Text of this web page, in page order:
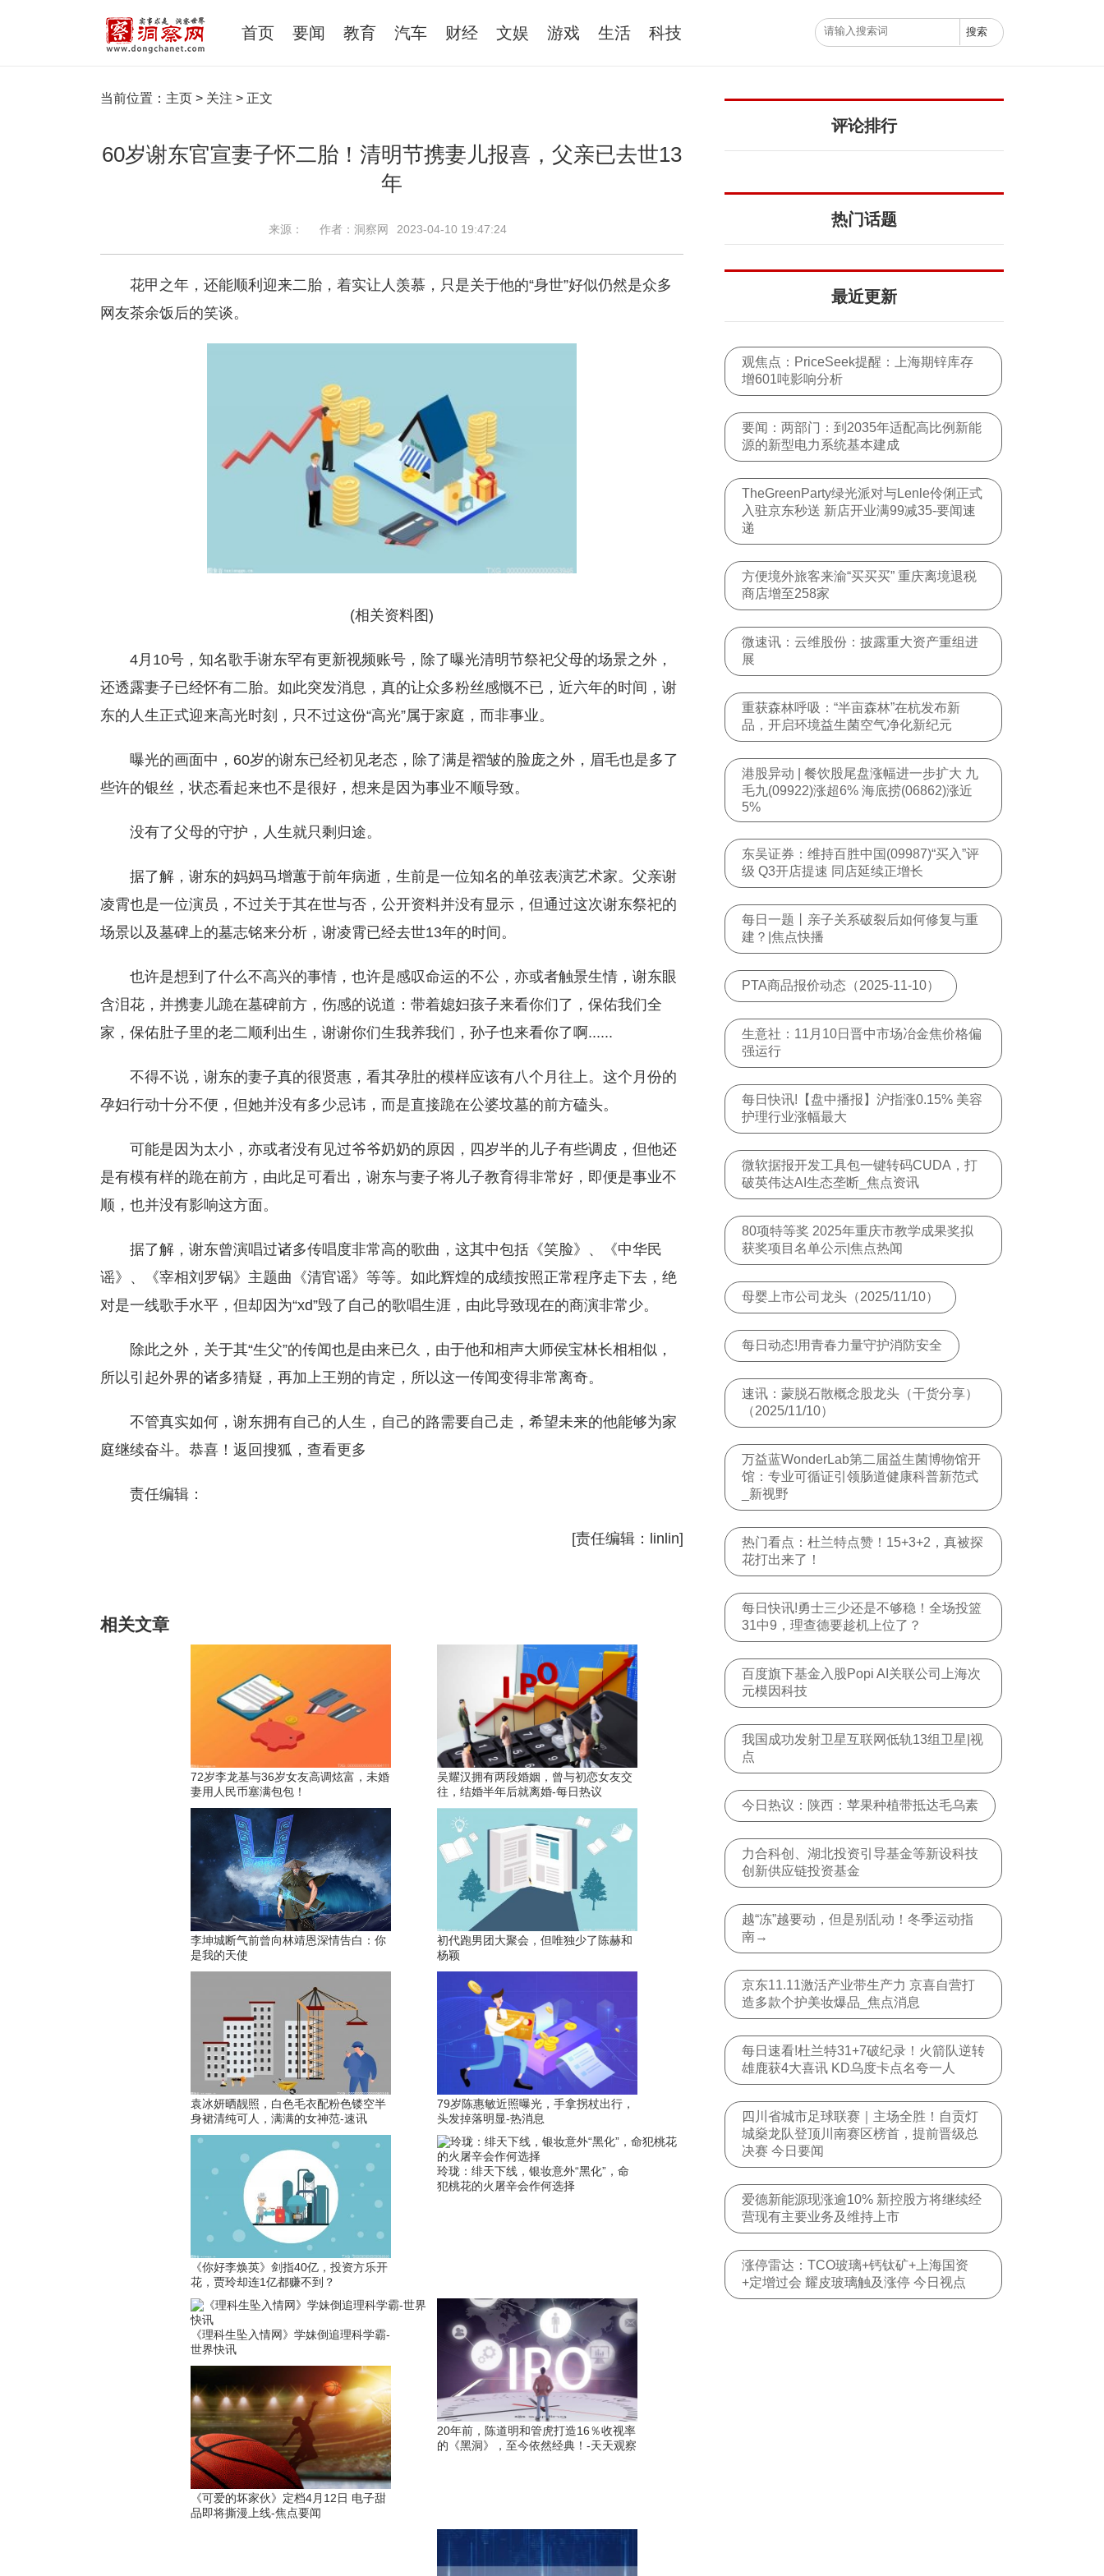
首页 要闻 教育 汽车 财经 文娱 游戏 生活 科技
当前位置： 主页 > 关注 > 正文
60岁谢东官宣妻子怀二胎！清明节携妻儿报喜，父亲已去世13
年
来源： 作者：洞察网 2023-04-10 19:47:24
花甲之年，还能顺利迎来二胎，着实让人羡慕，只是关于他的“身世”好似仍然是众多
网友茶余饭后的笑谈。
(相关资料图)
4月10号，知名歌手谢东罕有更新视频账号，除了曝光清明节祭祀父母的场景之外，
还透露妻子已经怀有二胎。如此突发消息，真的让众多粉丝感慨不已，近六年的时间，谢
东的人生正式迎来高光时刻，只不过这份“高光”属于家庭，而非事业。
曝光的画面中，60岁的谢东已经初见老态，除了满是褶皱的脸庞之外，眉毛也是多了
些许的银丝，状态看起来也不是很好，想来是因为事业不顺导致。
没有了父母的守护，人生就只剩归途。
据了解，谢东的妈妈马增蕙于前年病逝，生前是一位知名的单弦表演艺术家。父亲谢
凌霄也是一位演员，不过关于其在世与否，公开资料并没有显示，但通过这次谢东祭祀的
场景以及墓碑上的墓志铭来分析，谢凌霄已经去世13年的时间。
也许是想到了什么不高兴的事情，也许是感叹命运的不公，亦或者触景生情，谢东眼
含泪花，并携妻儿跪在墓碑前方，伤感的说道：带着媳妇孩子来看你们了，保佑我们全
家，保佑肚子里的老二顺利出生，谢谢你们生我养我们，孙子也来看你了啊......
不得不说，谢东的妻子真的很贤惠，看其孕肚的模样应该有八个月往上。这个月份的
孕妇行动十分不便，但她并没有多少忌讳，而是直接跪在公婆坟墓的前方磕头。
可能是因为太小，亦或者没有见过爷爷奶奶的原因，四岁半的儿子有些调皮，但他还
是有模有样的跪在前方，由此足可看出，谢东与妻子将儿子教育得非常好，即便是事业不
顺，也并没有影响这方面。
据了解，谢东曾演唱过诸多传唱度非常高的歌曲，这其中包括《笑脸》、《中华民
谣》、《宰相刘罗锅》主题曲《清官谣》等等。如此辉煌的成绩按照正常程序走下去，绝
对是一线歌手水平，但却因为“xd”毁了自己的歌唱生涯，由此导致现在的商演非常少。
除此之外，关于其“生父”的传闻也是由来已久，由于他和相声大师侯宝林长相相似，
所以引起外界的诸多猜疑，再加上王朔的肯定，所以这一传闻变得非常离奇。
不管真实如何，谢东拥有自己的人生，自己的路需要自己走，希望未来的他能够为家
庭继续奋斗。恭喜！返回搜狐，查看更多
责任编辑：
[责任编辑：linlin]
相关文章
吴耀汉拥有两段婚姻，曾与初恋女友交
往，结婚半年后就离婚-每日热议
72岁李龙基与36岁女友高调炫富，未婚
妻用人民币塞满包包！
初代跑男团大聚会，但唯独少了陈赫和
杨颖
李坤城断气前曾向林靖恩深情告白：你
是我的天使
79岁陈惠敏近照曝光，手拿拐杖出行，
头发掉落明显-热消息
袁冰妍晒靓照，白色毛衣配粉色镂空半
身裙清纯可人，满满的女神范-速讯
玲珑：绯天下线，银妆意外“黑化”，命
犯桃花的火屠辛会作何选择
《你好李焕英》剑指40亿，投资方乐开
花，贾玲却连1亿都赚不到？
20年前，陈道明和管虎打造16％收视率
的《黑洞》，至今依然经典！-天天观察
《理科生坠入情网》学妹倒追理科学霸-
世界快讯
《可爱的坏家伙》定档4月12日 电子甜
品即将撕漫上线-焦点要闻
评论排行
热门话题
最近更新
观焦点：PriceSeek提醒：上海期锌库存
增601吨影响分析
要闻：两部门：到2035年适配高比例新能
源的新型电力系统基本建成
TheGreenParty绿光派对与Lenle伶俐正式
入驻京东秒送 新店开业满99减35-要闻速
递
方便境外旅客来渝“买买买” 重庆离境退税
商店增至258家
微速讯：云维股份：披露重大资产重组进
展
重获森林呼吸：“半亩森林”在杭发布新
品，开启环境益生菌空气净化新纪元
港股异动 | 餐饮股尾盘涨幅进一步扩大 九
毛九(09922)涨超6% 海底捞(06862)涨近
5%
东吴证券：维持百胜中国(09987)“买入”评
级 Q3开店提速 同店延续正增长
每日一题丨亲子关系破裂后如何修复与重
建？|焦点快播
PTA商品报价动态（2025-11-10）
生意社：11月10日晋中市场冶金焦价格偏
强运行
每日快讯!【盘中播报】沪指涨0.15% 美容
护理行业涨幅最大
微软据报开发工具包一键转码CUDA，打
破英伟达AI生态垄断_焦点资讯
80项特等奖 2025年重庆市教学成果奖拟
获奖项目名单公示|焦点热闻
母婴上市公司龙头（2025/11/10）
每日动态!用青春力量守护消防安全
速讯：蒙脱石散概念股龙头（干货分享）
（2025/11/10）
万益蓝WonderLab第二届益生菌博物馆开
馆：专业可循证引领肠道健康科普新范式
_新视野
热门看点：杜兰特点赞！15+3+2，真被探
花打出来了！
每日快讯!勇士三少还是不够稳！全场投篮
31中9，理查德要趁机上位了？
百度旗下基金入股Popi AI关联公司上海次
元模因科技
我国成功发射卫星互联网低轨13组卫星|视
点
今日热议：陕西：苹果种植带抵达毛乌素
力合科创、湖北投资引导基金等新设科技
创新供应链投资基金
越“冻”越要动，但是别乱动！冬季运动指
南→
京东11.11激活产业带生产力 京喜自营打
造多款个护美妆爆品_焦点消息
每日速看!杜兰特31+7破纪录！火箭队逆转
雄鹿获4大喜讯 KD乌度卡点名夸一人
四川省城市足球联赛｜主场全胜！自贡灯
城燊龙队登顶川南赛区榜首，提前晋级总
决赛 今日要闻
爱德新能源现涨逾10% 新控股方将继续经
营现有主要业务及维持上市
涨停雷达：TCO玻璃+钙钛矿+上海国资
+定增过会 耀皮玻璃触及涨停 今日视点